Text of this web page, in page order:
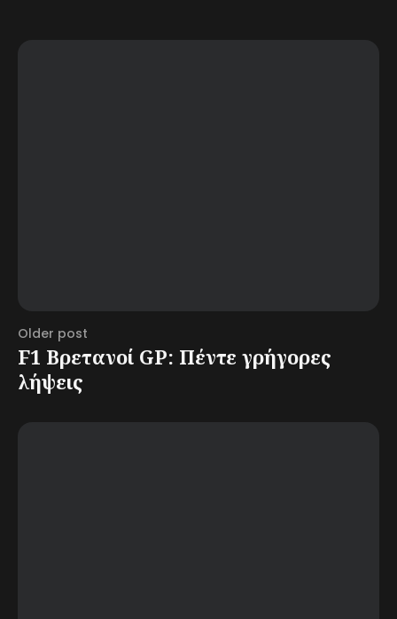
Older post
F1 Βρετανοί GP: Πέντε γρήγορες
λήψεις